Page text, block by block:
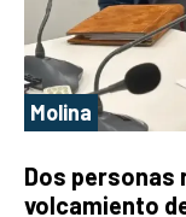
Molina
Dos
volcamiento